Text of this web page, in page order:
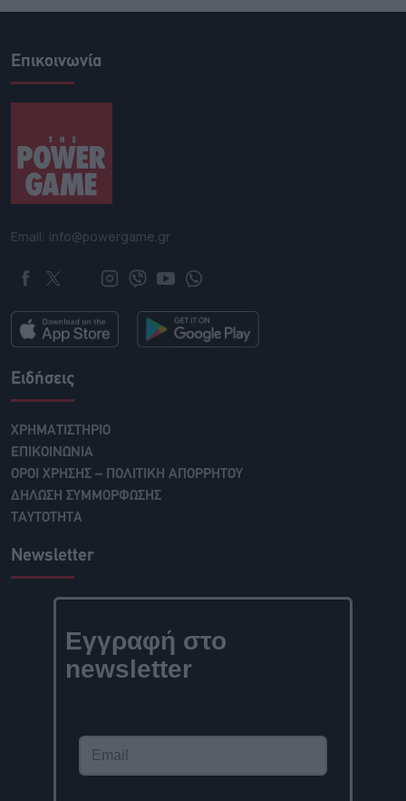
Επικοινωνία
Email: info@powergame.gr
Ειδήσεις
ΧΡΗΜΑΤΙΣΤΗΡΙΟ
ΕΠΙΚΟΙΝΩΝΙΑ
ΟΡΟΙ ΧΡΗΣΗΣ – ΠΟΛΙΤΙΚΗ ΑΠΟΡΡΗΤΟΥ
ΔΗΛΩΣΗ ΣΥΜΜΟΡΦΩΣΗΣ
ΤΑΥΤΟΤΗΤΑ
Newsletter
Εγγραφή στο
newsletter